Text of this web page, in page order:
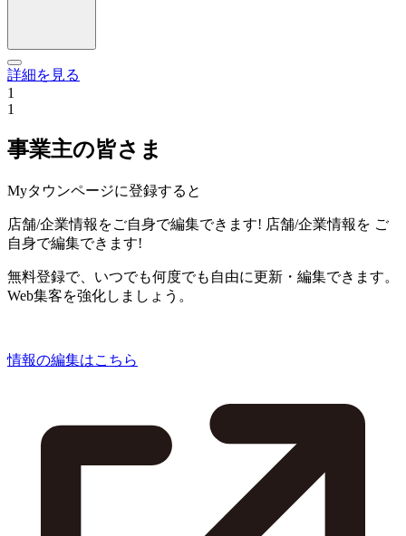
詳細を見る
1
1
事業主の皆さま
Myタウンページに登録すると
店舗/企業情報をご自身で編集できます! 店舗/企業情報を ご
自身で編集できます!
無料登録で、いつでも何度でも自由に更新・編集できます。
Web集客を強化しましょう。
情報の編集はこちら